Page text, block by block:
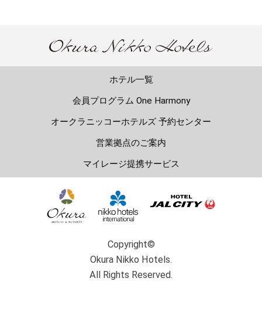
ホテル一覧
会員プログラム One Harmony
オークラニッコーホテルズ 予約センター
営業拠点のご案内
マイレージ提携サービス
Copyright©
Okura Nikko Hotels.
All Rights Reserved.